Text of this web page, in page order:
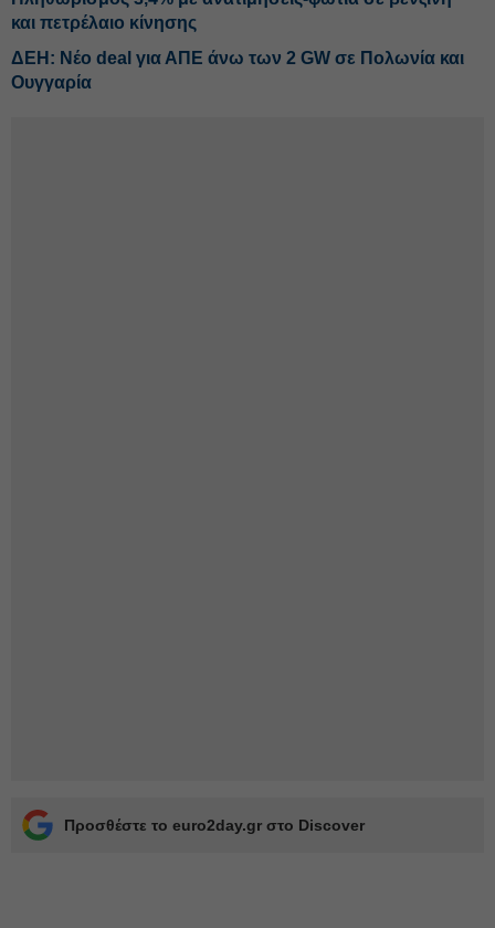
και πετρέλαιο κίνησης
ΔΕΗ: Νέο deal για ΑΠΕ άνω των 2 GW σε Πολωνία και
Ουγγαρία
Προσθέστε το euro2day.gr στο Discover